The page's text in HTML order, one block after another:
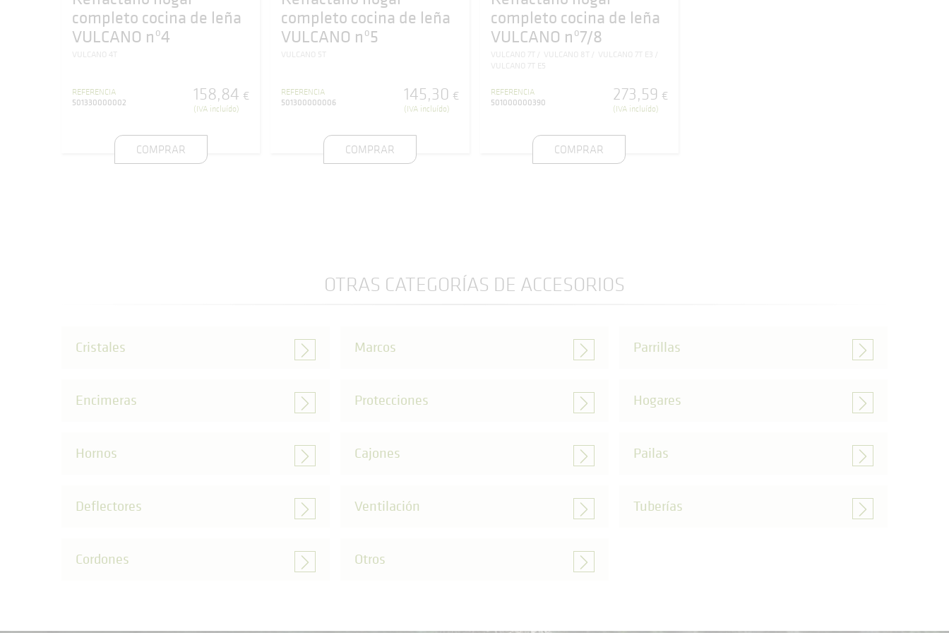
completo cocina de leña
VULCANO nº4
VULCANO 4T
REFERENCIA
501330000002
158,84 €
(IVA incluído)
COMPRAR
completo cocina de leña
VULCANO nº5
VULCANO 5T
REFERENCIA
501300000006
145,30 €
(IVA incluído)
COMPRAR
completo cocina de leña
VULCANO nº7/8
VULCANO 7T VULCANO 8T
VULCANO 7T E3
VULCANO 7T E5
REFERENCIA
501000000390
273,59 €
(IVA incluído)
COMPRAR
OTRAS CATEGORÍAS DE ACCESORIOS
Cristales Marcos Parrillas
Encimeras Protecciones Hogares
Hornos Cajones Pailas
Deflectores Ventilación Tuberías
Cordones Otros